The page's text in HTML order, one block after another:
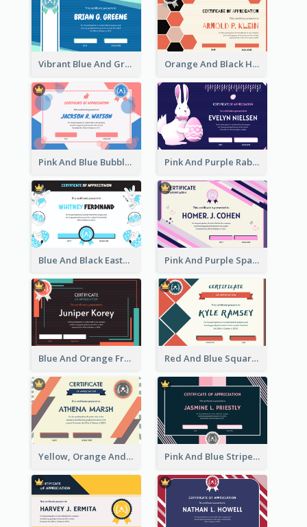
Vibrant Blue And Green Badge Certificate Orange And Black Hexagon Pattern Certificate
Pink And Blue Bubbles Shapes Certificate Pink And Purple Rabbit Cartoon Easter Certificate
Blue And Black Easter Illustration Certificate Pink And Purple Sparkles Fancy Certificate
Blue And Orange Frame Dark Certificate Red And Blue Squares Pattern Certificate
Yellow, Orange And Blue Sunburst Certificate Pink And Blue Stripes Patterns Certificate